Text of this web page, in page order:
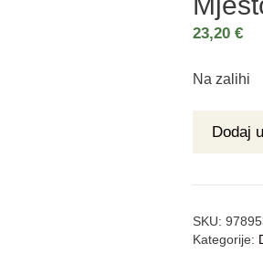
23,20€
Na zalihi
Dodaj
SKU:
Kategorije: